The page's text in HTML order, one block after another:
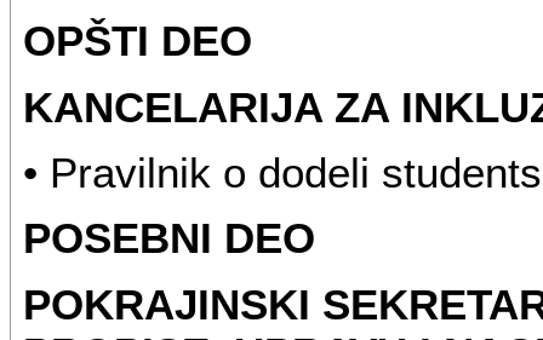
OPŠTI DEO
KANCELARIJA ZA
• Pravilnik o dodeli
POSEBNI DEO
POKRAJINSKI